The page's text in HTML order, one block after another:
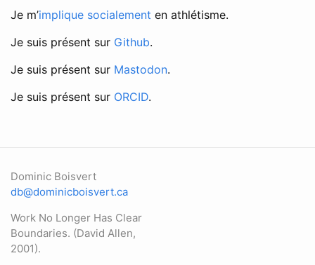
Je m’implique socialement en athlétisme.
Je suis présent sur Github.
Je suis présent sur Mastodon.
Je suis présent sur ORCID.
Dominic Boisvert
db@dominicboisvert.ca
Work No Longer Has Clear
Boundaries. (David Allen,
2001).